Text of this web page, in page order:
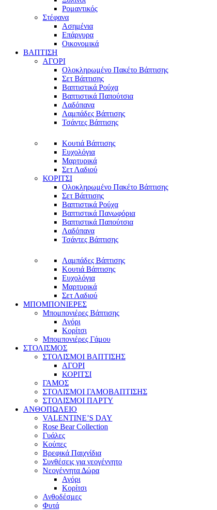
Ρομαντικός
Στέφανα
Ασημένια
Επάργυρα
Οικονομικά
ΒΑΠΤΙΣΗ
ΑΓΟΡΙ
Ολοκληρωμένο Πακέτο Βάπτισης
Σετ Βάπτισης
Βαπτιστικά Ρούχα
Βαπτιστικά Παπούτσια
Λαδόπανα
Λαμπάδες Βάπτισης
Τσάντες Βάπτισης
Κουτιά Βάπτισης
Ευχολόγια
Μαρτυρικά
Σετ Λαδιού
ΚΟΡΙΤΣΙ
Ολοκληρωμένο Πακέτο Βάπτισης
Σετ Βάπτισης
Βαπτιστικά Ρούχα
Βαπτιστικά Πανωφόρια
Βαπτιστικά Παπούτσια
Λαδόπανα
Τσάντες Βάπτισης
Λαμπάδες Βάπτισης
Κουτιά Βάπτισης
Ευχολόγια
Μαρτυρικά
Σετ Λαδιού
ΜΠΟΜΠΟΝΙΕΡΕΣ
Μπομπονιέρες Βάπτισης
Αγόρι
Κορίτσι
Μπομπονιέρες Γάμου
ΣΤΟΛΙΣΜΟΣ
ΣΤΟΛΙΣΜΟΙ ΒΑΠΤΙΣΗΣ
ΑΓΟΡΙ
ΚΟΡΙΤΣΙ
ΓΑΜΟΣ
ΣΤΟΛΙΣΜΟΙ ΓΑΜΟΒΑΠΤΙΣΗΣ
ΣΤΟΛΙΣΜΟΙ ΠΑΡΤΥ
ΑΝΘΟΠΩΛΕΙΟ
VALENTINE’S DAY
Rose Bear Collection
Γυάλες
Κούπες
Βρεφικά Παιχνίδια
Συνθέσεις για νεογέννητο
Νεογέννητα Δώρα
Αγόρι
Κορίτσι
Ανθοδέσμες
Φυτά